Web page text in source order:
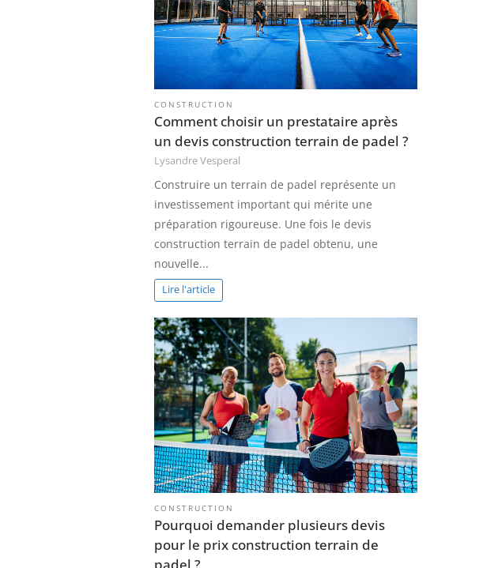
CONSTRUCTION
Comment choisir un prestataire après
un devis construction terrain de padel ?
Lysandre Vesperal
Construire un terrain de padel représente un
investissement important qui mérite une
préparation rigoureuse. Une fois le devis
construction terrain de padel obtenu, une
nouvelle...
Lire l'article
CONSTRUCTION
Pourquoi demander plusieurs devis
pour le prix construction terrain de